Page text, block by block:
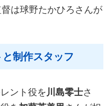
は球野たかひろさんが
制作スタッフ
ント役を 川島零士さ